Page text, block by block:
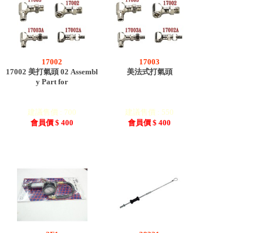
17002
17002 美打氣頭 02 Assembl
y Part for
建議售價 : 700
會員價 $ 400
17003
美法式打氣頭
建議售價 : 550
會員價 $ 400